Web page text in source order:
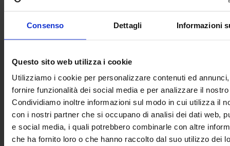
Consenso Dettagli Informazioni
Questo sito web utilizza i cookie
Utilizziamo i cookie per personalizzare contenuti ed
fornire funzionalità dei social media e per analizzare il
Condividiamo inoltre informazioni sul modo in cui utilizza il
con i nostri partner che si occupano di analisi dei dati web,
e social media, i quali potrebbero combinarle con altre
che ha fornito loro o che hanno raccolto dal suo utilizzo dei
Via Eritrea 21/A
20157 | Milano | Italia
+ 39 02.332039460
Progetto e direzione